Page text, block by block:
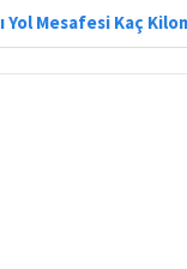
Yol Mesafesi Kaç